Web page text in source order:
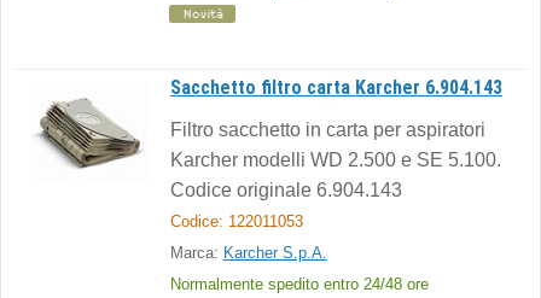
Sacchetto filtro carta Karcher 6.904.143
Filtro sacchetto in carta per aspiratori
Karcher modelli WD 2.500 e SE 5.100.
Codice originale 6.904.143
Codice: 122011053
Marca: Karcher S.p.A.
Normalmente spedito entro 24/48 ore